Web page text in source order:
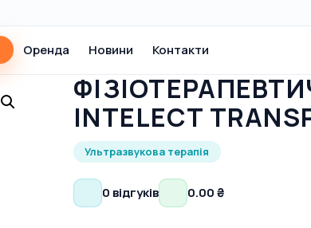
Оренда Новини Контакти
INTELECT
Ультразвукова терапія
0 відгуків 0.00₴